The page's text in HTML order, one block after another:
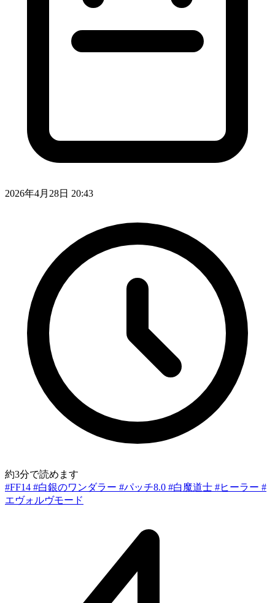
2026年4月28日 20:43
約3分で読めます
#FF14 #白銀のワンダラー #パッチ8.0 #白魔道士 #ヒーラー #
エヴォルヴモード